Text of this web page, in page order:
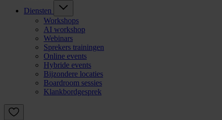
Diensten
Workshops
AI workshop
Webinars
Sprekers trainingen
Online events
Hybride events
Bijzondere locaties
Boardroom sessies
Klankbordgesprek